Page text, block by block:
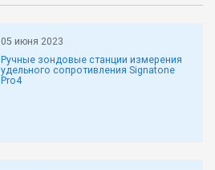
05 июня 2023
Ручные зондовые станции измерения
удельного сопротивления Signatone
Pro4